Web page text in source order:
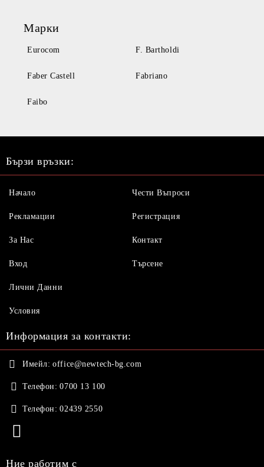
Марки
Eurocom F. Bartholdi
Faber Castell Fabriano
Faibo
Бързи връзки:
Начало
Рекламации
За Нас
Вход
Чести Въпроси
Регистрация
Контакт
Търсене
Лични Данни
Условия
Информация за контакти:
Имейл: office@newtech-bg.com
Телефон: 0700 13 100
Телефон: 02439 2550
Ние работим с